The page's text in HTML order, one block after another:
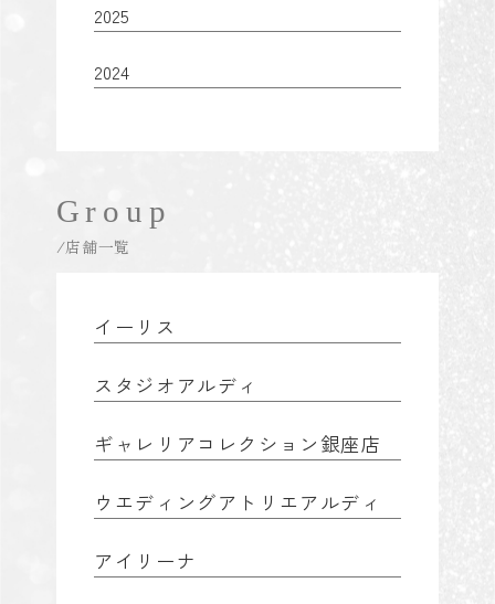
2025
2024
Group
/店舗一覧
イーリス
スタジオアルディ
ギャレリアコレクション銀座店
ウエディングアトリエアルディ
アイリーナ